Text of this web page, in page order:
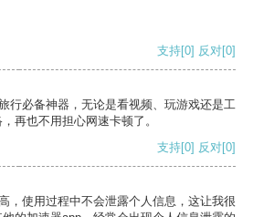
支持[0] 反对[0]
行必备神器，无论是看视频、玩游戏还是工
再也不用担心网速卡顿了。
支持[0] 反对[0]
，使用过程中不会泄露个人信息，这让我很